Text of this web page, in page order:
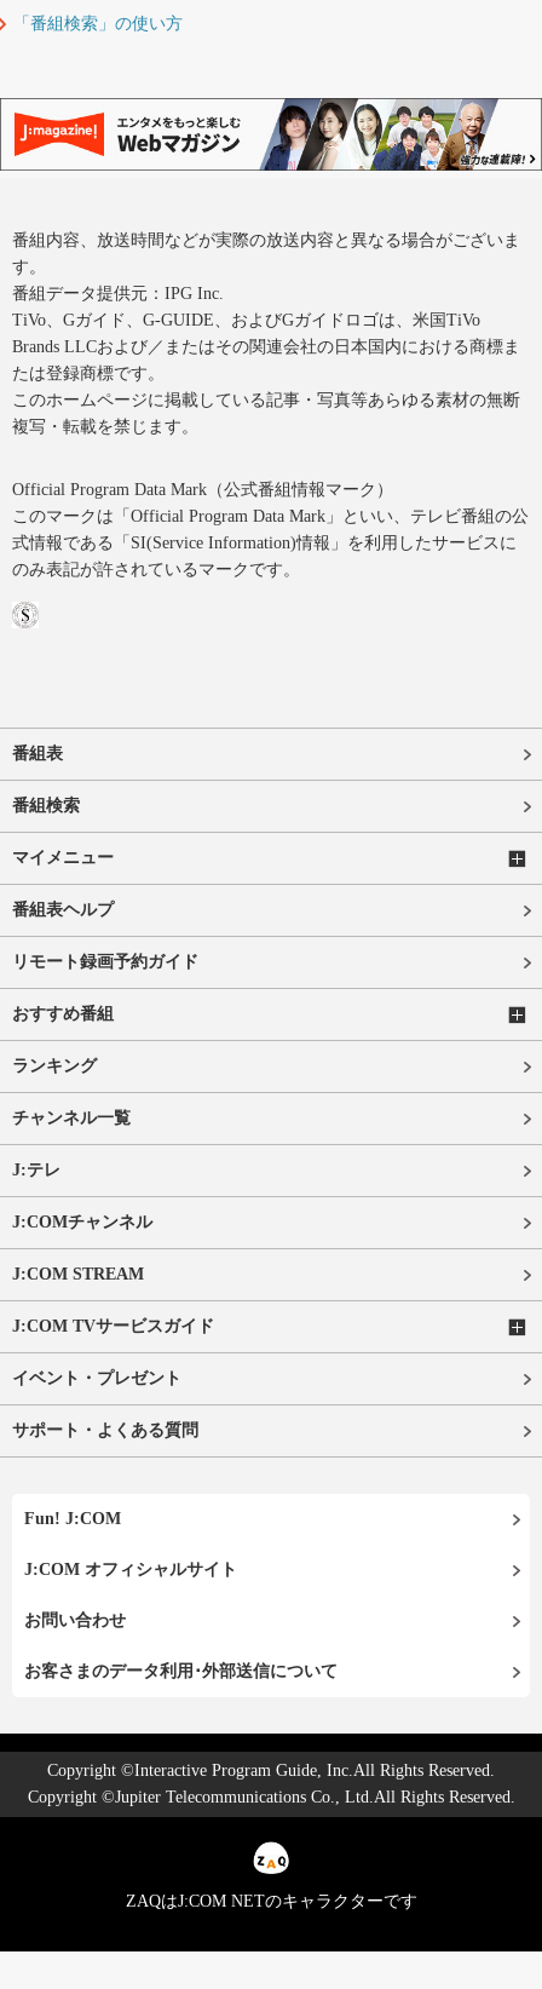
「番組検索」の使い方
番組内容、放送時間などが実際の放送内容と異なる場合がございま
す。
番組データ提供元：IPG Inc.
TiVo、Gガイド、G-GUIDE、およびGガイドロゴは、米国TiVo
Brands LLCおよび／またはその関連会社の日本国内における商標ま
たは登録商標です。
このホームページに掲載している記事・写真等あらゆる素材の無断
複写・転載を禁じます。
Official Program Data Mark（公式番組情報マーク）
このマークは「Official Program Data Mark」といい、テレビ番組の公
式情報である「SI(Service Information)情報」を利用したサービスに
のみ表記が許されているマークです。
番組表
番組検索
マイメニュー
番組表ヘルプ
リモート録画予約ガイド
おすすめ番組
ランキング
チャンネル一覧
J:テレ
J:COMチャンネル
J:COM STREAM
J:COM TVサービスガイド
イベント・プレゼント
サポート・よくある質問
Fun! J:COM
J:COM オフィシャルサイト
お問い合わせ
お客さまのデータ利用･外部送信について
Copyright ©Interactive Program Guide, Inc.All Rights Reserved.
Copyright ©Jupiter Telecommunications Co., Ltd.All Rights Reserved.
ZAQはJ:COM NETのキャラクターです